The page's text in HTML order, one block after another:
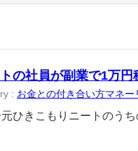
の社員が副業で1万円
: お金との付き合い方マネー
ひきこもりニートのう